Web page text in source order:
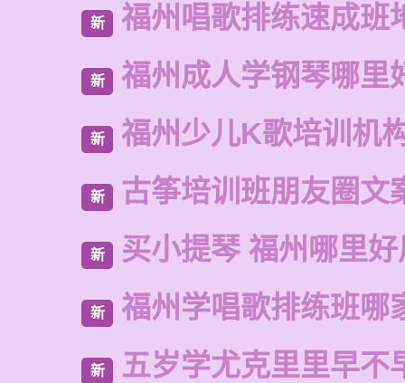
新 福州唱歌排练速成班
新 福州成人学钢琴哪里
新 福州少儿K歌培训机
新 古筝培训班朋友圈文
新 买小提琴 福州哪里
新 福州学唱歌排练班哪
新 五岁学尤克里里早不